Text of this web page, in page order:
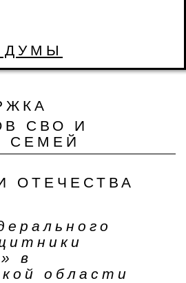
ДУМЫ
СВО И
СЕМЕЙ
ОТЕЧЕСТВА
в
области